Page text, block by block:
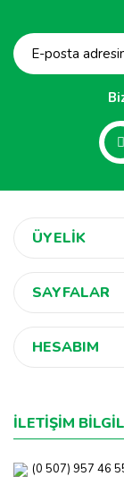
ÜYELİK
SAYFALAR
HESABIM
İLETİŞİM
(0 507) 957 46